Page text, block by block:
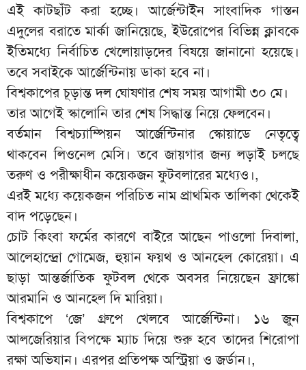
এই কাটছাঁট করা হচ্ছে। আর্জেন্টাইন সাংবাদিক গাস্তন
এদুলের বরাতে মার্কা জানিয়েছে, ইউরোপের বিভিন্ন ক্লাবকে
ইতিমধ্যে নির্বাচিত খেলোয়াড়দের বিষয়ে জানানো হয়েছে।
তবে সবাইকে আর্জেন্টিনায় ডাকা হবে না।
বিশ্বকাপের চূড়ান্ত দল ঘোষণার শেষ সময় আগামী ৩০ মে।
তার আগেই স্কালোনি তার শেষ সিদ্ধান্ত নিয়ে ফেলবেন।
বর্তমান বিশ্বচ্যাম্পিয়ন আর্জেন্টিনার স্কোয়াডে নেতৃত্বে
থাকবেন লিওনেল মেসি। তবে জায়গার জন্য লড়াই চলছে
তরুণ ও পরীক্ষাধীন কয়েকজন ফুটবলারের মধ্যেও।,
এরই মধ্যে কয়েকজন পরিচিত নাম প্রাথমিক তালিকা থেকেই
বাদ পড়েছেন।
চোট কিংবা ফর্মের কারণে বাইরে আছেন পাওলো দিবালা,
আলেহান্দ্রো গোমেজ, হুয়ান ফয়থ ও আনহেল কোরেয়া। এ
ছাড়া আন্তর্জাতিক ফুটবল থেকে অবসর নিয়েছেন ফ্রাঙ্কো
আরমানি ও আনহেল দি মারিয়া।
বিশ্বকাপে ‘জে’ গ্রুপে খেলবে আর্জেন্টিনা। ১৬ জুন
আলজেরিয়ার বিপক্ষে ম্যাচ দিয়ে শুরু হবে তাদের শিরোপা
রক্ষা অভিযান। এরপর প্রতিপক্ষ অস্ট্রিয়া ও জর্ডান।,